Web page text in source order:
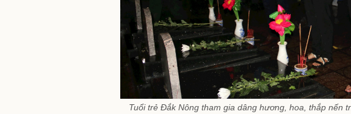
Tuổi trẻ Đắk Nông tham gia dâng hương, hoa, thắp nến